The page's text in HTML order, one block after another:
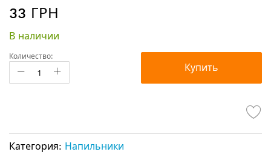
к
галереи
изображений
33 ГРН
В наличии
Количество:
Купить
Категория: Напильники